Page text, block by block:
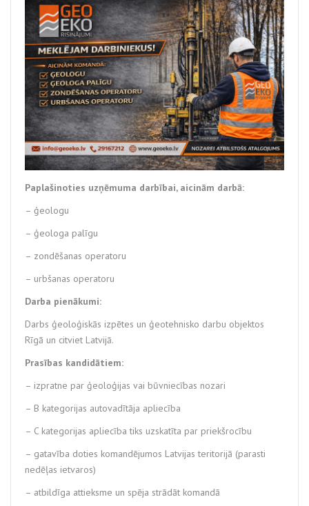
Paplašinoties uzņēmuma darbībai, aicinām darbā:
– ģeologu
– ģeologa palīgu
– zondēšanas operatoru
– urbšanas operatoru
Darba pienākumi:
Darbs ģeoloģiskās izpētes un ģeotehnisko darbu objektos
Rīgā un citviet Latvijā.
Prasības kandidātiem:
– izpratne par ģeoloģijas vai būvniecības nozari
– B kategorijas autovadītāja apliecība
– C kategorijas apliecība tiks uzskatīta par priekšrocību
– gatavība doties komandējumos Latvijas teritorijā (parasti
nedēļas ietvaros)
– atbildīga attieksme un spēja strādāt komandā